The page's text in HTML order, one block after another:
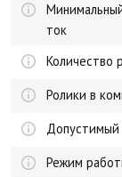
ток
Количество
Ролики в
Допустимый
Режим